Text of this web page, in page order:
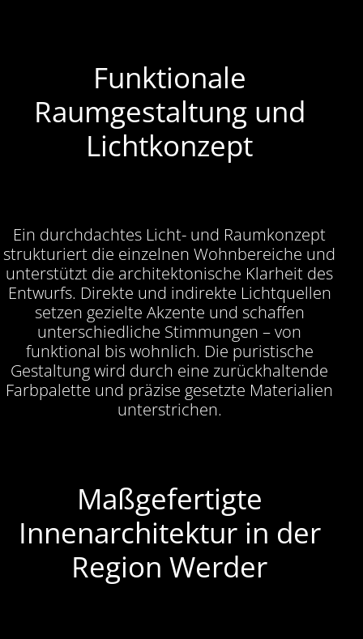
Funktionale
Raumgestaltung und
Lichtkonzept
Ein durchdachtes Licht- und Raumkonzept
strukturiert die einzelnen Wohnbereiche und
unterstützt die architektonische Klarheit des
Entwurfs. Direkte und indirekte Lichtquellen
setzen gezielte Akzente und schaffen
unterschiedliche Stimmungen – von
funktional bis wohnlich. Die puristische
Gestaltung wird durch eine zurückhaltende
Farbpalette und präzise gesetzte Materialien
unterstrichen.
Maßgefertigte
Innenarchitektur in der
Region Werder